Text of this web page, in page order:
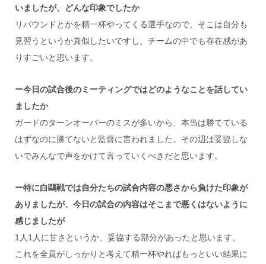
いましたが、どんな印象でしたか
リバウンドとかを精一杯やってくる選手なので、そこは自分も
見習うというか真似したいですし、チームの中でも存在感があ
りすごいと思います。
ー今日の試合後のミーティングではどのようなことを話してい
ましたか
ガードのターンオーバーのミスが多いから、本当は勝てている
はずなのに勝てないと監督に言われました。その辺は妥協しな
いでみんなで声をかけて言っていくべきだと思います。
ー特に白鷗戦では自分たちの試合内容の悪さから負けた印象が
ありましたが、今日の試合の内容はそこまで悪くはないように
感じましたが
1人1人に甘さというか、妥協する部分があったと思います。
これを全員がしっかりと考えて精一杯やればもっといい結果に